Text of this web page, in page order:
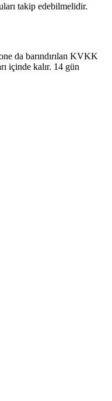
takip edebilmelidir.
da barındırılan KVKK
içinde kalır. 14 gün